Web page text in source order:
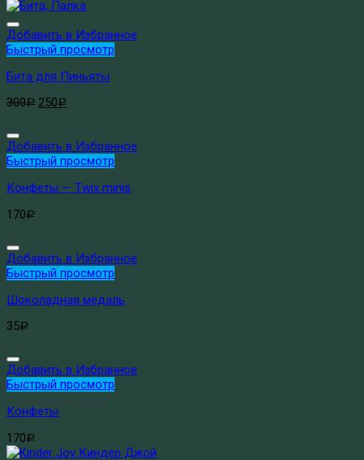
Добавить в Избранное
Быстрый просмотр
Бита для Пиньяты
300Р 250 Р
Добавить в Избранное
Быстрый просмотр
Конфеты — Twix minis
170 Р
Добавить в Избранное
Быстрый просмотр
Шоколадная медаль
35Р
Добавить в Избранное
Быстрый просмотр
Конфеты
170 Р